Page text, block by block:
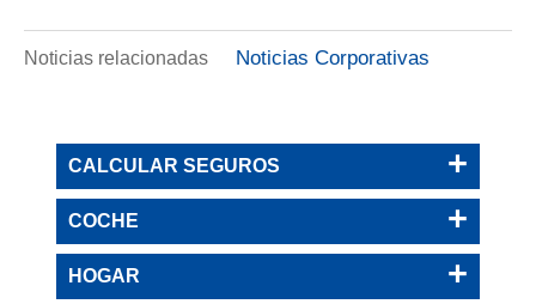
Noticias relacionadas Noticias Corporativas
CALCULAR SEGUROS
COCHE
HOGAR